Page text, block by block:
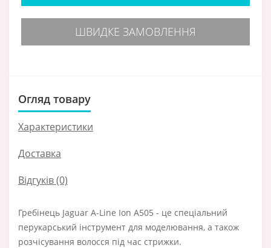
ШВИДКЕ ЗАМОВЛЕННЯ
Огляд товару
Характеристики
Доставка
Відгуків (0)
Гребінець Jaguar A-Line Ion A505 - це спеціальний
перукарський інструмент для моделювання, а також
розчісування волосся під час стрижки.